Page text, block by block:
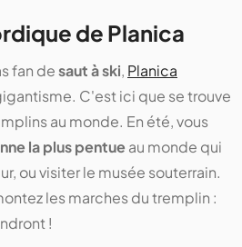
de Planica
fan desaut à ski, Planica
C'est ici que se trouve
au monde. En été, vous
la plus pentueau monde qui
ou visiter le musée souterrain.
les marches du tremplin :
!